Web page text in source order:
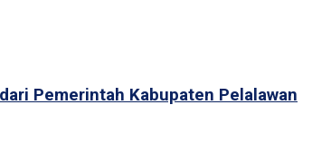
Pemerintah Kabupaten Pelalawan